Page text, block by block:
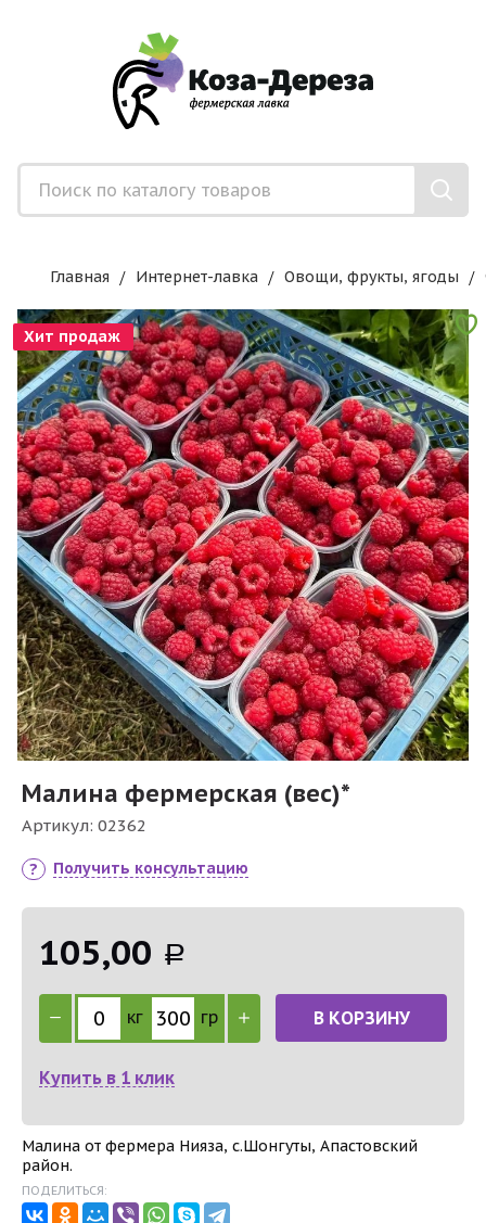
Главная Интернет-лавка Овощи, фрукты, ягоды
Хит продаж
Малина фермерская (вес)*
Артикул: 02362
Получить консультацию
105,00 Р
кг гр В КОРЗИНУ
Купить в 1 клик
Малина от фермера Нияза, с.Шонгуты, Апастовский
район.
ПОДЕЛИТЬСЯ: